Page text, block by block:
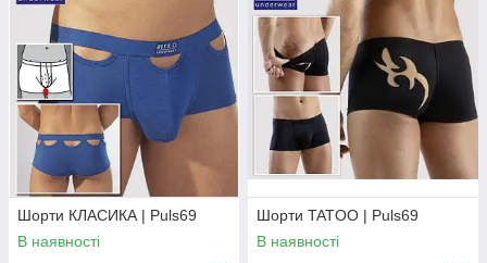
Шорти КЛАСИКА | Puls69
В наявності
Шорти TATOO | Puls69
В наявності